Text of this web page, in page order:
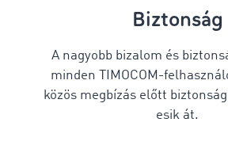
Biztonság
A nagyobb bizalom és
minden TIMOCOM-
közös megbízás előtt
esik át.